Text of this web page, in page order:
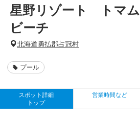
星野リゾート トマ
ビーチ
北海道勇払郡占冠村
プール
スポット詳細
トップ
営業時間など